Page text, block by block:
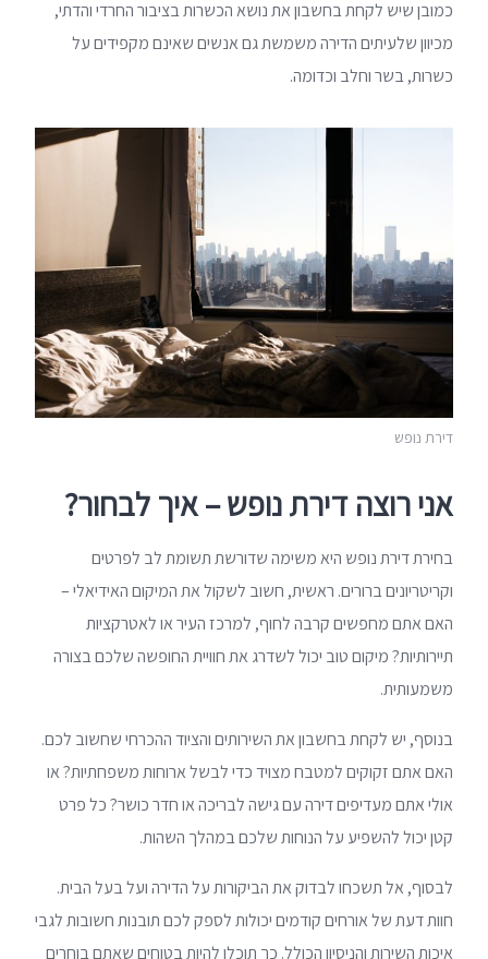
כמובן שיש לקחת בחשבון את נושא הכשרות בציבור החרדי והדתי,
מכיוון שלעיתים הדירה משמשת גם אנשים שאינם מקפידים על
כשרות, בשר וחלב וכדומה.
דירת נופש
אני רוצה דירת נופש – איך לבחור?
בחירת דירת נופש היא משימה שדורשת תשומת לב לפרטים
וקריטריונים ברורים. ראשית, חשוב לשקול את המיקום האידיאלי –
האם אתם מחפשים קרבה לחוף, למרכז העיר או לאטרקציות
תיירותיות? מיקום טוב יכול לשדרג את חוויית החופשה שלכם בצורה
משמעותית.
בנוסף, יש לקחת בחשבון את השירותים והציוד ההכרחי שחשוב לכם.
האם אתם זקוקים למטבח מצויד כדי לבשל ארוחות משפחתיות? או
אולי אתם מעדיפים דירה עם גישה לבריכה או חדר כושר? כל פרט
קטן יכול להשפיע על הנוחות שלכם במהלך השהות.
לבסוף, אל תשכחו לבדוק את הביקורות על הדירה ועל בעל הבית.
חוות דעת של אורחים קודמים יכולות לספק לכם תובנות חשובות לגבי
איכות השירות והניסיון הכולל. כך תוכלו להיות בטוחים שאתם בוחרים